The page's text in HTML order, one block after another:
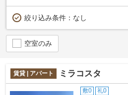
絞り込み条件： なし
空室のみ
賃貸 | アパート ミラコスタ
敷0 礼0